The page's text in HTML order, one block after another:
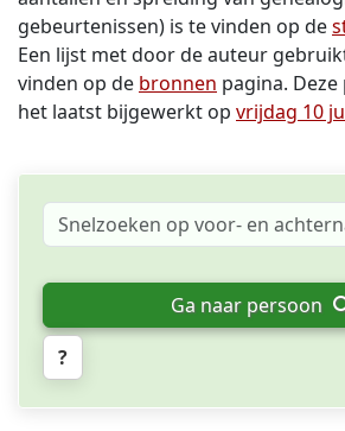
gebeurtenissen) is te vinden op de
Een lijst met door de auteur
vinden op de bronnen pagina.
het laatst bijgewerkt op vrijdag 10
Ga naar persoon
?